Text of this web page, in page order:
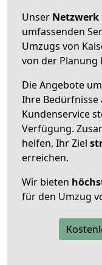
Unser Netzwerk
umfassenden
Umzugs von
von der Planung
Die Angebote
Ihre
Kundenservice
Verfügung.
helfen, Ihr Ziel
erreichen.
Wir bieten
für den Umzug